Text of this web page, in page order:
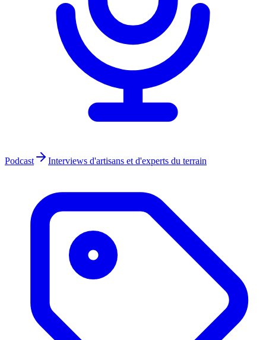
Podcast Interviews d'artisans et d'experts du terrain